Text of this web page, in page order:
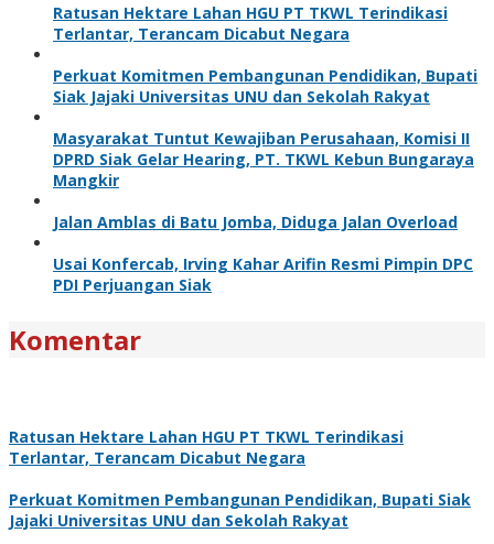
Ratusan Hektare Lahan HGU PT TKWL Terindikasi
Terlantar, Terancam Dicabut Negara
Perkuat Komitmen Pembangunan Pendidikan, Bupati
Siak Jajaki Universitas UNU dan Sekolah Rakyat
Masyarakat Tuntut Kewajiban Perusahaan, Komisi II
DPRD Siak Gelar Hearing, PT. TKWL Kebun Bungaraya
Mangkir
Jalan Amblas di Batu Jomba, Diduga Jalan Overload
Usai Konfercab, Irving Kahar Arifin Resmi Pimpin DPC
PDI Perjuangan Siak
Komentar
Ratusan Hektare Lahan HGU PT TKWL Terindikasi
Terlantar, Terancam Dicabut Negara
Perkuat Komitmen Pembangunan Pendidikan, Bupati Siak
Jajaki Universitas UNU dan Sekolah Rakyat